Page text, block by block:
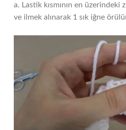
a. Lastik kısmının en üzerindeki
ve ilmek alınarak 1 sık iğne